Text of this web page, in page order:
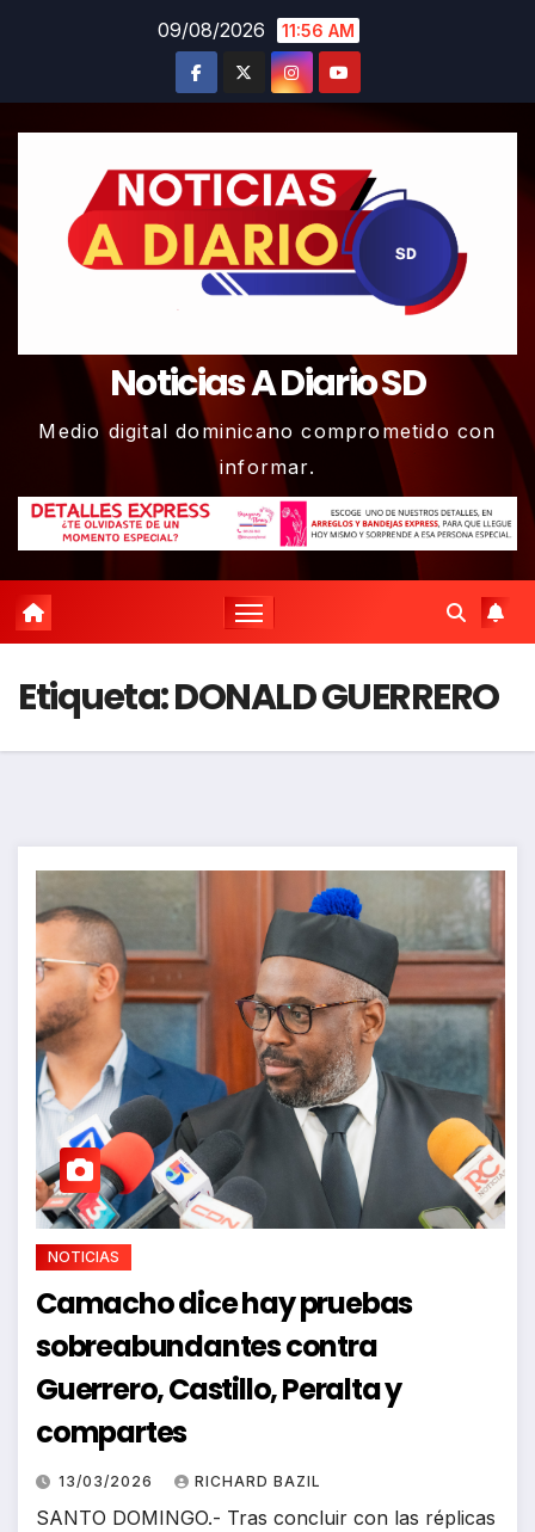
09/08/2026 11:56 AM
Noticias A Diario SD
Medio digital dominicano comprometido con
informar.
Etiqueta:DONALD GUERRERO
NOTICIAS
Camacho dice hay pruebas
sobreabundantes contra
Guerrero, Castillo, Peralta y
compartes
13/03/2026 RICHARD BAZIL
SANTO DOMINGO.- Tras concluir con las réplicas